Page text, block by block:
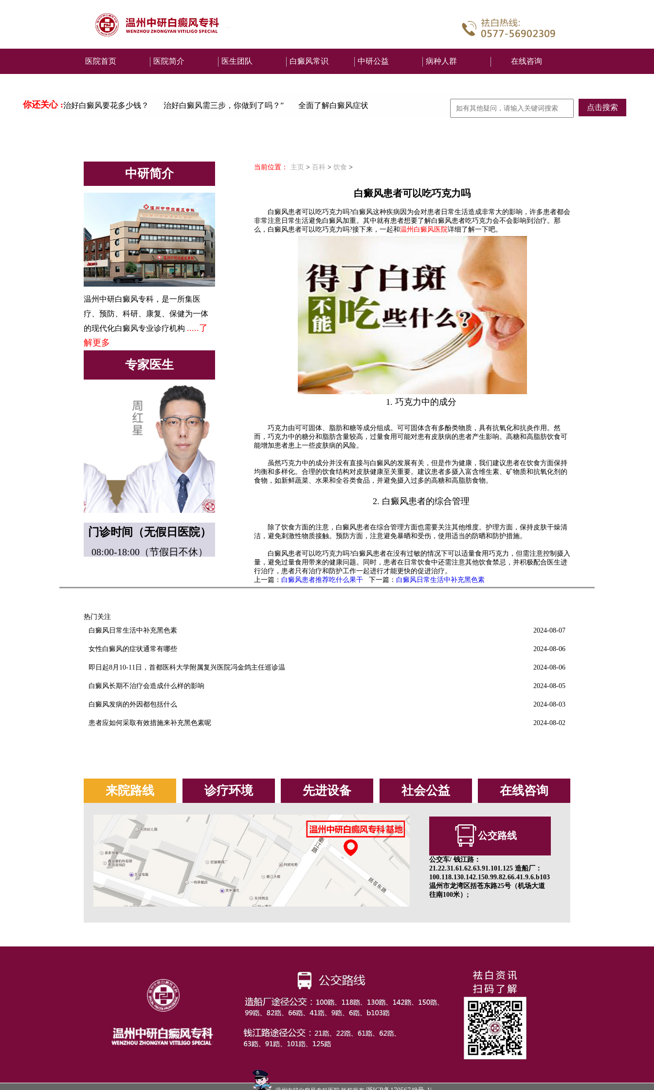
医院首页 医院简介 医生团队 白癜风常识 中研公益 病种人群 在线咨询
你还关心 :治好白癜风要花多少钱？ 治好白癜风需三步，你做到了吗？” 全面了解白癜风症状
中研简介
温州中研白癜风专科，是一所集医
疗、预防、科研、康复、保健为一体
的现代化白癜风专业诊疗机构 .....了
解更多
专家医生
门诊时间（无假日医院）
08:00-18:00（节假日不休）
当前位置： 主页 > 百科 > 饮食 >
白癜风患者可以吃巧克力吗
白癜风患者可以吃巧克力吗?白癜风这种疾病因为会对患者日常生活造成非常大的影响，许多患者都会
非常注意日常生活避免白癜风加重。其中就有患者想要了解白癜风患者吃巧克力会不会影响到治疗。那
么，白癜风患者可以吃巧克力吗?接下来，一起和温州白癜风医院详细了解一下吧。
1. 巧克力中的成分
巧克力由可可固体、脂肪和糖等成分组成。可可固体含有多酚类物质，具有抗氧化和抗炎作用。然
而，巧克力中的糖分和脂肪含量较高，过量食用可能对患有皮肤病的患者产生影响。高糖和高脂肪饮食可
能增加患者患上一些皮肤病的风险。
虽然巧克力中的成分并没有直接与白癜风的发展有关，但是作为健康，我们建议患者在饮食方面保持
均衡和多样化。合理的饮食结构对皮肤健康至关重要。建议患者多摄入富含维生素、矿物质和抗氧化剂的
食物，如新鲜蔬菜、水果和全谷类食品，并避免摄入过多的高糖和高脂肪食物。
2. 白癜风患者的综合管理
除了饮食方面的注意，白癜风患者在综合管理方面也需要关注其他维度。护理方面，保持皮肤干燥清
洁，避免刺激性物质接触。预防方面，注意避免暴晒和受伤，使用适当的防晒和防护措施。
白癜风患者可以吃巧克力吗?白癜风患者在没有过敏的情况下可以适量食用巧克力，但需注意控制摄入
量，避免过量食用带来的健康问题。同时，患者在日常饮食中还需注意其他饮食禁忌，并积极配合医生进
行治疗，患者只有治疗和防护工作一起进行才能更快的促进治疗。
上一篇： 白癜风患者推荐吃什么果干 下一篇： 白癜风日常生活中补充黑色素
热门关注
2024-08-07
白癜风日常生活中补充黑色素
2024-08-06
女性白癜风的症状通常有哪些
2024-08-06
即日起8月10-11日，首都医科大学附属复兴医院冯金鸽主任巡诊温
2024-08-05
白癜风长期不治疗会造成什么样的影响
2024-08-03
白癜风发病的外因都包括什么
2024-08-02
患者应如何采取有效措施来补充黑色素呢
来院路线 诊疗环境 先进设备 社会公益 在线咨询
公交路线
公交车/ 钱江路：
21.22.31.61.62.63.91.101.125 造船厂：
100.118.130.142.150.99.82.66.41.9.6.b103
温州市龙湾区括苍东路25号（机场大道
往南100米）;